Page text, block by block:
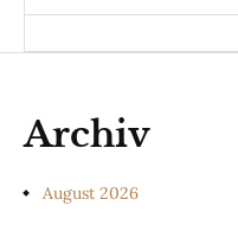
Archiv
August 2026